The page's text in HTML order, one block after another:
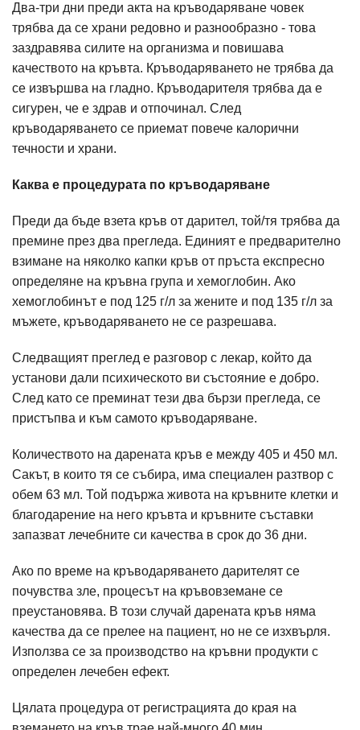
Два-три дни преди акта на кръводаряване човек
трябва да се храни редовно и разнообразно - това
заздравява силите на организма и повишава
качеството на кръвта. Кръводаряването не трябва да
се извършва на гладно. Кръводарителя трябва да е
сигурен, че е здрав и отпочинал. След
кръводаряването се приемат повече калорични
течности и храни.
Каква е процедурата по кръводаряване
Преди да бъде взета кръв от дарител, той/тя трябва да
премине през два прегледа. Единият е предварително
взимане на няколко капки кръв от пръста експресно
определяне на кръвна група и хемоглобин. Ако
хемоглобинът е под 125 г/л за жените и под 135 г/л за
мъжете, кръводаряването не се разрешава.
Следващият преглед е разговор с лекар, който да
установи дали психическото ви състояние е добро.
След като се преминат тези два бързи прегледа, се
пристъпва и към самото кръводаряване.
Количеството на дарената кръв е между 405 и 450 мл.
Сакът, в които тя се събира, има специален разтвор с
обем 63 мл. Той подържа живота на кръвните клетки и
благодарение на него кръвта и кръвните съставки
запазват лечебните си качества в срок до 36 дни.
Ако по време на кръводаряването дарителят се
почувства зле, процесът на кръвовземане се
преустановява. В този случай дарената кръв няма
качества да се прелее на пациент, но не се изхвърля.
Използва се за производство на кръвни продукти с
определен лечебен ефект.
Цялата процедура от регистрацията до края на